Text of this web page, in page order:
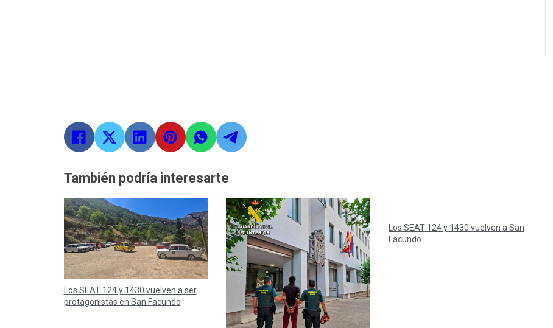
También podría interesarte
Los SEAT 124 y 1430 vuelven a ser
protagonistas en San Facundo
Los SEAT 124 y 1430 vuelven a San
Facundo